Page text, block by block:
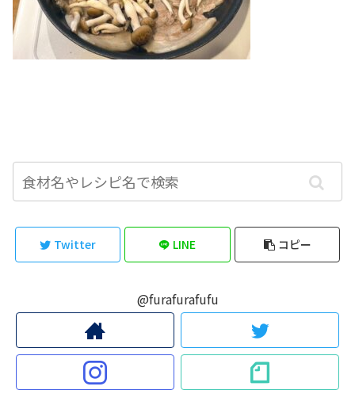
Twitter LINE コピー
@furafurafufu